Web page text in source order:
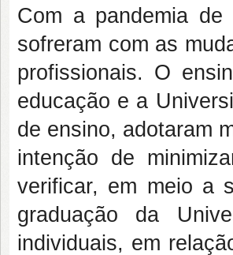
Com a pandemia
sofreram com as
profissionais. O
educação e a
de ensino, adotaram
intenção de
verificar, em meio a
graduação da
individuais, em